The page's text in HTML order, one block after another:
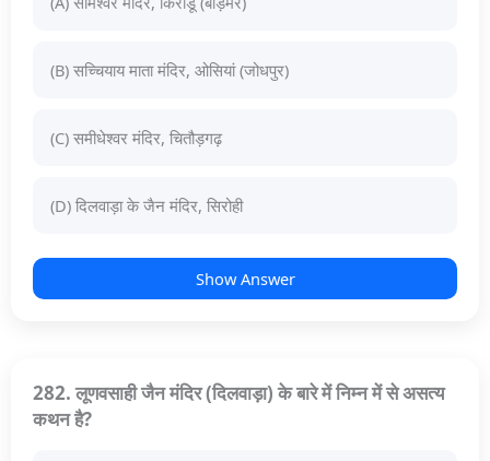
(B) सच्चियाय माता मंदिर, ओसियां (जोधपुर)
(C) समीधेश्वर मंदिर, चितौड़गढ़
(D) दिलवाड़ा के जैन मंदिर, सिरोही
Show Answer
282. लूणवसाही जैन मंदिर (दिलवाड़ा) के बारे में निम्न में से असत्य
कथन है?